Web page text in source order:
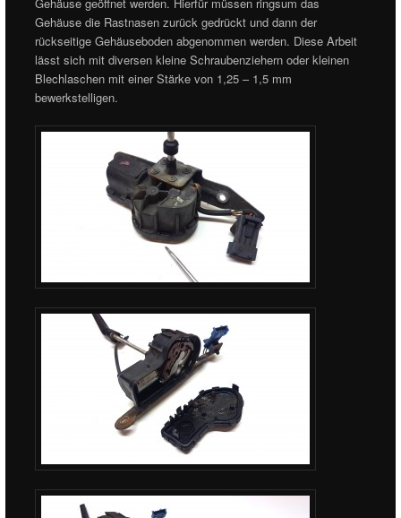
Gehäuse die Rastnasen zurück gedrückt und dann der
rückseitige Gehäuseboden abgenommen werden. Diese Arbeit
lässt sich mit diversen kleine Schraubenziehern oder kleinen
Blechlaschen mit einer Stärke von 1,25 – 1,5 mm
bewerkstelligen.